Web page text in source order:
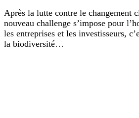
Après la lutte contre le changement
nouveau challenge s’impose pour
les entreprises et les investisseurs,
la biodiversité…